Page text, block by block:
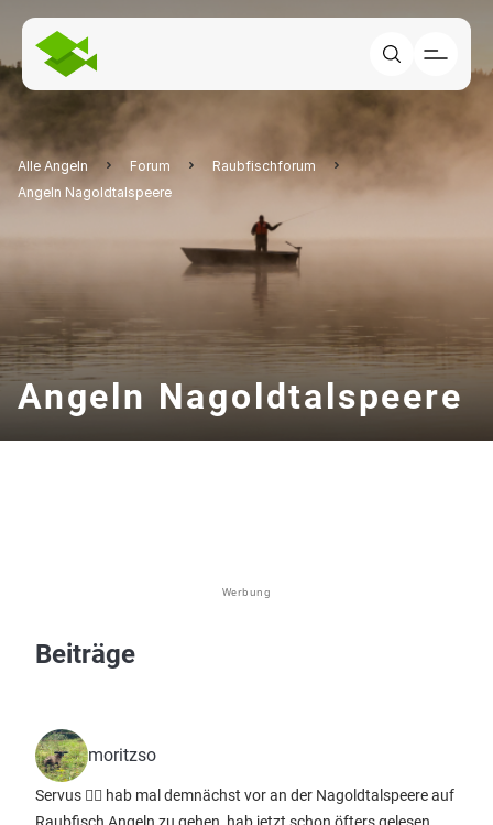
Alle Angeln Forum
Raubfischforum
Angeln Nagoldtalspeere
Angeln Nagoldtalspeere
Werbung
Beiträge
moritzso
Servus ✌🏼 hab mal demnächst vor an der Nagoldtalspeere auf